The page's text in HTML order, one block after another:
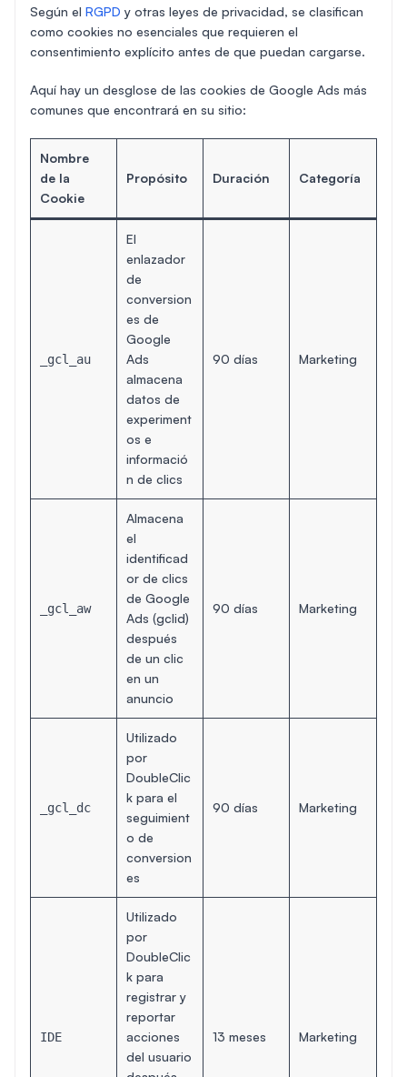
Según el RGPD y otras leyes de privacidad, se clasifican
como cookies no esenciales que requieren el
consentimiento explícito antes de que puedan cargarse.
Aquí hay un desglose de las cookies de Google Ads más
comunes que encontrará en su sitio:
Nombre
de la
Cookie
Propósito Duración Categoría
_gcl_au
El
enlazador
de
conversion
es de
Google
Ads
almacena
datos de
experiment
os e
informació
n de clics
90 días Marketing
_gcl_aw
Almacena
el
identificad
or de clics
de Google
Ads (gclid)
después
de un clic
en un
anuncio
90 días Marketing
_gcl_dc
Utilizado
por
DoubleClic
k para el
seguimient
o de
conversion
es
90 días Marketing
IDE
Utilizado
por
DoubleClic
k para
registrar y
reportar
acciones
del usuario
13 meses Marketing